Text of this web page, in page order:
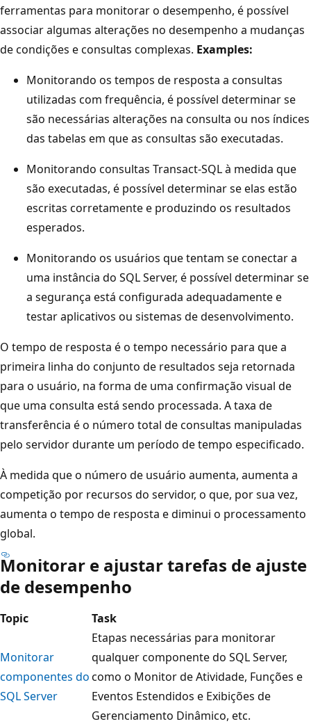
ferramentas para monitorar o desempenho, é possível
associar algumas alterações no desempenho a mudanças
de condições e consultas complexas. Examples:
Monitorando os tempos de resposta a consultas
utilizadas com frequência, é possível determinar se
são necessárias alterações na consulta ou nos índices
das tabelas em que as consultas são executadas.
Monitorando consultas Transact-SQL à medida que
são executadas, é possível determinar se elas estão
escritas corretamente e produzindo os resultados
esperados.
Monitorando os usuários que tentam se conectar a
uma instância do SQL Server, é possível determinar se
a segurança está configurada adequadamente e
testar aplicativos ou sistemas de desenvolvimento.
O tempo de resposta é o tempo necessário para que a
primeira linha do conjunto de resultados seja retornada
para o usuário, na forma de uma confirmação visual de
que uma consulta está sendo processada. A taxa de
transferência é o número total de consultas manipuladas
pelo servidor durante um período de tempo especificado.
À medida que o número de usuário aumenta, aumenta a
competição por recursos do servidor, o que, por sua vez,
aumenta o tempo de resposta e diminui o processamento
global.
Monitorar e ajustar tarefas de ajuste
de desempenho
Topic Task
Monitorar
componentes do
SQL Server
Etapas necessárias para monitorar
qualquer componente do SQL Server,
como o Monitor de Atividade, Funções e
Eventos Estendidos e Exibições de
Gerenciamento Dinâmico, etc.